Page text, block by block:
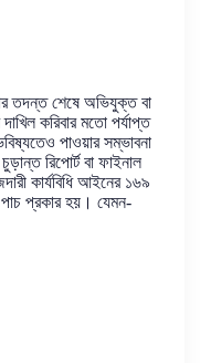
তদন্ত শেষে অভিযুক্ত বা
করিবার মতো পর্যাপ্ত
পাওয়ার সম্ভাবনা
রিপোর্ট বা ফাইনাল
কার্যবিধি আইনের ১৬৯
পাচ প্রকার হয়। যেমন-